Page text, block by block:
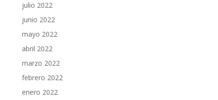
julio 2022
junio 2022
mayo 2022
abril 2022
marzo 2022
febrero 2022
enero 2022